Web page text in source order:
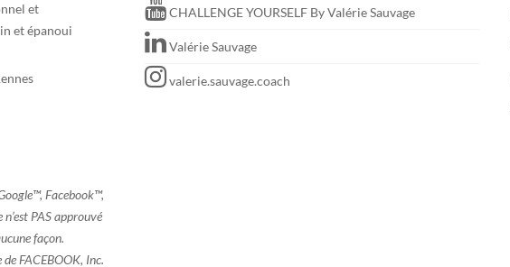
et
et épanoui
Facebook™,
PAS approuvé
façon.
FACEBOOK, Inc.
CHALLENGE YOURSELF By Valérie Sauvage
Valérie Sauvage
valerie.sauvage.coach